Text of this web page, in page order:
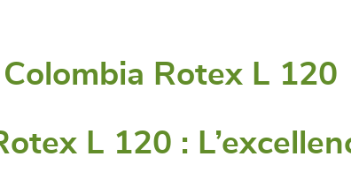
Rotex L 120
L 120 :